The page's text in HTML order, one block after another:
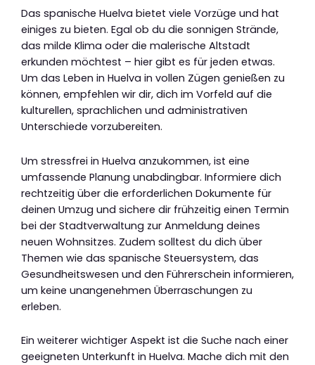
Das spanische Huelva bietet viele Vorzüge und hat
einiges zu bieten. Egal ob du die sonnigen Strände,
das milde Klima oder die malerische Altstadt
erkunden möchtest – hier gibt es für jeden etwas.
Um das Leben in Huelva in vollen Zügen genießen zu
können, empfehlen wir dir, dich im Vorfeld auf die
kulturellen, sprachlichen und administrativen
Unterschiede vorzubereiten.
Um stressfrei in Huelva anzukommen, ist eine
umfassende Planung unabdingbar. Informiere dich
rechtzeitig über die erforderlichen Dokumente für
deinen Umzug und sichere dir frühzeitig einen Termin
bei der Stadtverwaltung zur Anmeldung deines
neuen Wohnsitzes. Zudem solltest du dich über
Themen wie das spanische Steuersystem, das
Gesundheitswesen und den Führerschein informieren,
um keine unangenehmen Überraschungen zu
erleben.
Ein weiterer wichtiger Aspekt ist die Suche nach einer
geeigneten Unterkunft in Huelva. Mache dich mit den